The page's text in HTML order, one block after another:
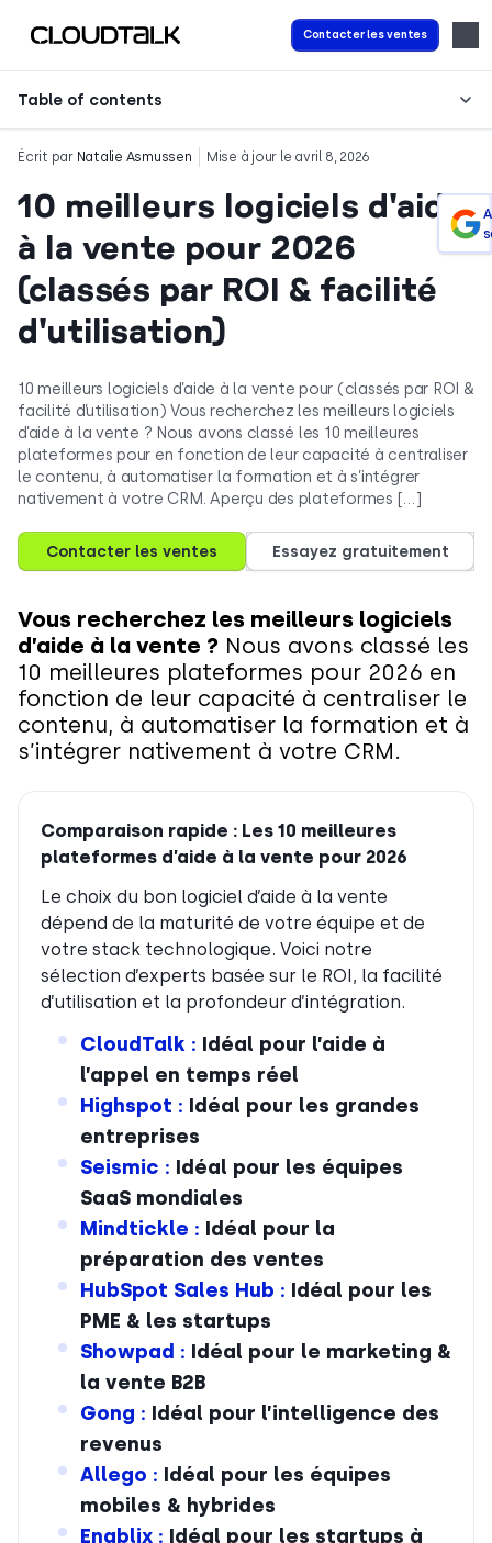
Contacter les ventes
Table of contents
Écrit par Natalie Asmussen Mise à jour le avril 8, 2026
10 meilleurs logiciels d'aide
à la vente pour 2026
(classés par ROI & facilité
d'utilisation)
10 meilleurs logiciels d’aide à la vente pour (classés par ROI &
facilité d’utilisation) Vous recherchez les meilleurs logiciels
d’aide à la vente ? Nous avons classé les 10 meilleures
plateformes pour en fonction de leur capacité à centraliser
le contenu, à automatiser la formation et à s’intégrer
nativement à votre CRM. Aperçu des plateformes […]
Contacter les ventes Essayez gratuitement
Vous recherchez les meilleurs logiciels
d’aide à la vente ? Nous avons classé les
10 meilleures plateformes pour 2026 en
fonction de leur capacité à centraliser le
contenu, à automatiser la formation et à
s’intégrer nativement à votre CRM.
Comparaison rapide : Les 10 meilleures
plateformes d’aide à la vente pour 2026
Le choix du bon logiciel d’aide à la vente
dépend de la maturité de votre équipe et de
votre stack technologique. Voici notre
sélection d’experts basée sur le ROI, la facilité
d’utilisation et la profondeur d’intégration.
CloudTalk : Idéal pour l’aide à
l’appel en temps réel
Highspot : Idéal pour les grandes
entreprises
Seismic : Idéal pour les équipes
SaaS mondiales
Mindtickle : Idéal pour la
préparation des ventes
HubSpot Sales Hub : Idéal pour les
PME & les startups
Showpad : Idéal pour le marketing &
la vente B2B
Gong : Idéal pour l’intelligence des
revenus
Allego : Idéal pour les équipes
mobiles & hybrides
Enablix : Idéal pour les startups à